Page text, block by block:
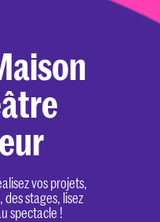
vos projets,
stages, lisez
spectacle !